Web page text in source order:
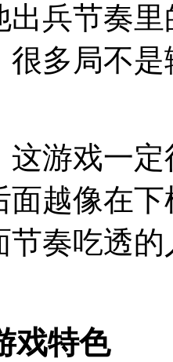
出兵节奏
很多局不
这游戏一
面越像在
节奏吃透
戏特色